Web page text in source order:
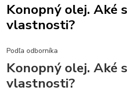
Konopný olej. Aké
vlastnosti?
Podľa odborníka
Konopný olej. Aké
vlastnosti?